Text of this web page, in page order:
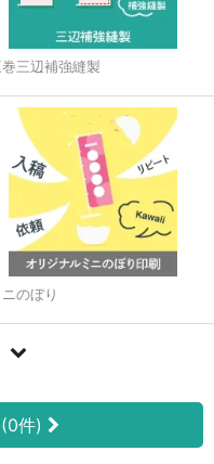
巻三辺補強縫製
ニのぼり
件)